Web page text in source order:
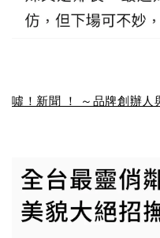
噓！新聞 ！ ～品牌創辦人